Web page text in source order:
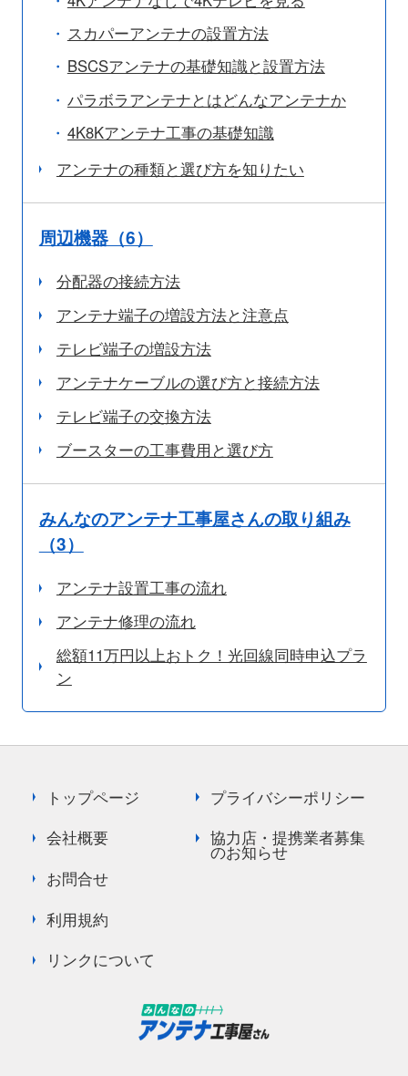
スカパーアンテナの設置方法
BSCSアンテナの基礎知識と設置方法
パラボラアンテナとはどんなアンテナか
4K8Kアンテナ工事の基礎知識
アンテナの種類と選び方を知りたい
周辺機器（6）
分配器の接続方法
アンテナ端子の増設方法と注意点
テレビ端子の増設方法
アンテナケーブルの選び方と接続方法
テレビ端子の交換方法
ブースターの工事費用と選び方
みんなのアンテナ工事屋さんの取り組み
（3）
アンテナ設置工事の流れ
アンテナ修理の流れ
総額11万円以上おトク！光回線同時申込プラ
ン
トップページ
会社概要
お問合せ
利用規約
リンクについて
プライバシーポリシー
協力店・提携業者募集
のお知らせ